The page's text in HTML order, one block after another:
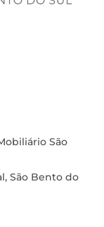
São
São Bento do